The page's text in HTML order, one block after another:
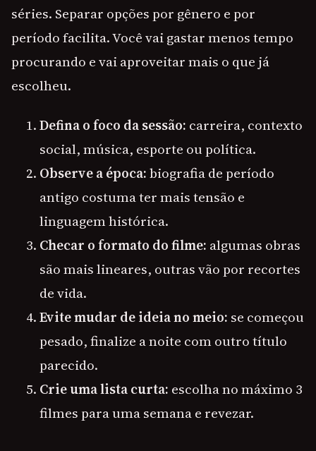
séries. Separar opções por gênero e por
período facilita. Você vai gastar menos tempo
procurando e vai aproveitar mais o que já
escolheu.
Defina o foco da sessão: carreira, contexto
social, música, esporte ou política.
Observe a época:biografia de período
antigo costuma ter mais tensão e
linguagem histórica.
Checar o formato do filme: algumas obras
são mais lineares, outras vão por recortes
de vida.
Evite mudar de ideia no meio: se começou
pesado, finalize a noite com outro título
parecido.
Crie uma lista curta: escolha no máximo 3
filmes para uma semana e revezar.